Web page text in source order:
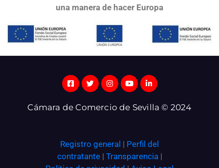
una manera de hacer Europa
Cámara de Comercio de Sevilla © 2024
Registro general | Perfil del
contratante| Transparencia|